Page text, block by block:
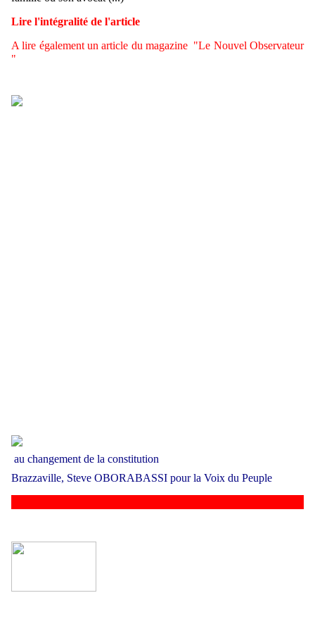
Lire l'intégralité de l'article
A lire également un article du magazine "Le Nouvel Observateur
"
au changement de la constitution
Brazzaville, Steve OBORABASSI pour la Voix du Peuple